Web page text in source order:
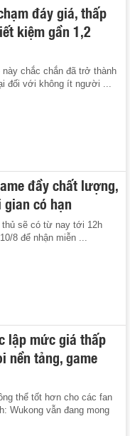
đáy giá, thấp
kiệm gần 1,2
này chắc chắn đã trở thành
đối với không ít người ...
đầy chất lượng,
có hạn
thủ sẽ có từ nay tới 12h
8 để nhận miễn ...
lập mức giá thấp
nền tảng, game
thể tốt hơn cho các fan
Wukong vẫn đang mong